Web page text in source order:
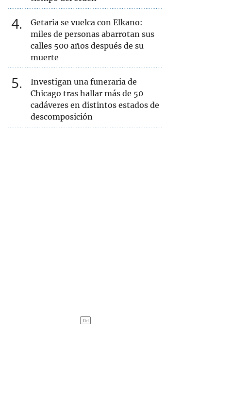
4
Getaria se vuelca con Elkano:
miles de personas abarrotan sus
calles 500 años después de su
muerte
5
Investigan una funeraria de
Chicago tras hallar más de 50
cadáveres en distintos estados de
descomposición